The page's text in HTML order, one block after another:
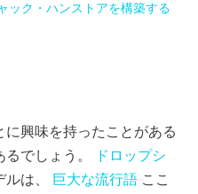
ック・ハンストアを構築する
興味を持ったことがある
でしょう。
ドロップシ
は、 巨大な流行語 ここ